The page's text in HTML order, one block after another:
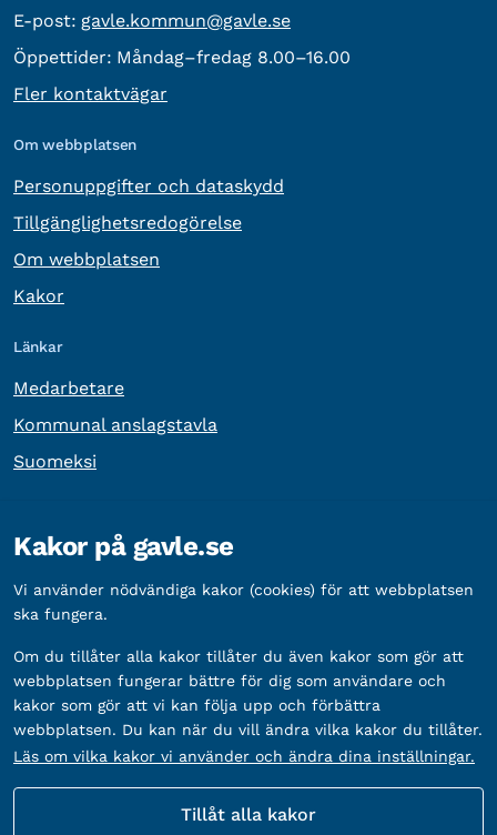
E-post: E-post:
gavle.kommun@gavle.se
Öppettider: Måndag–fredag 8.00–16.00
Fler kontaktvägar
Om webbplatsen
Personuppgifter och dataskydd
Tillgänglighetsredogörelse
Om webbplatsen
Kakor
Länkar
Medarbetare
Kommunal anslagstavla
Suomeksi
Organisationsnummer:
212000-2338
Bankgironummer: 5888-2333
Kakor på gavle.se
Vi använder nödvändiga kakor (cookies) för att webbplatsen
ska fungera.
Om du tillåter alla kakor tillåter du även kakor som gör att
webbplatsen fungerar bättre för dig som användare och
kakor som gör att vi kan följa upp och förbättra
webbplatsen. Du kan när du vill ändra vilka kakor du tillåter.
Läs om vilka kakor vi använder och ändra dina inställningar.
Tillåt alla kakor